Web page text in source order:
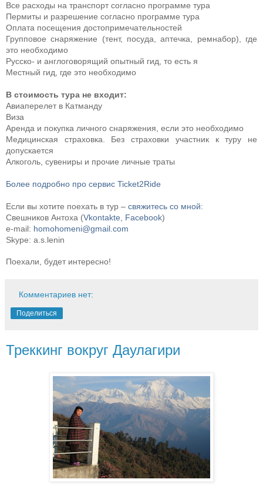
Все расходы на транспорт согласно программе тура
Пермиты и разрешение согласно программе тура
Оплата посещения достопримечательностей
Групповое снаряжение (тент, посуда, аптечка, ремнабор), где
это необходимо
Русско- и англоговорящий опытный гид, то есть я
Местный гид, где это необходимо
В стоимость тура не входит:
Авиаперелет в Катманду
Виза
Аренда и покупка личного снаряжения, если это необходимо
Медицинская страховка. Без страховки участник к туру не
допускается
Алкоголь, сувениры и прочие личные траты
Более подробно про сервис Ticket2Ride
Если вы хотите поехать в тур – свяжитесь со мной:
Свешников Антоха (Vkontakte Facebook)
e-mail: homohomeni@gmail.com
Skype: a.s.lenin
Поехали, будет интересно!
Комментариев нет:
Поделиться
Треккинг вокруг Даулагири